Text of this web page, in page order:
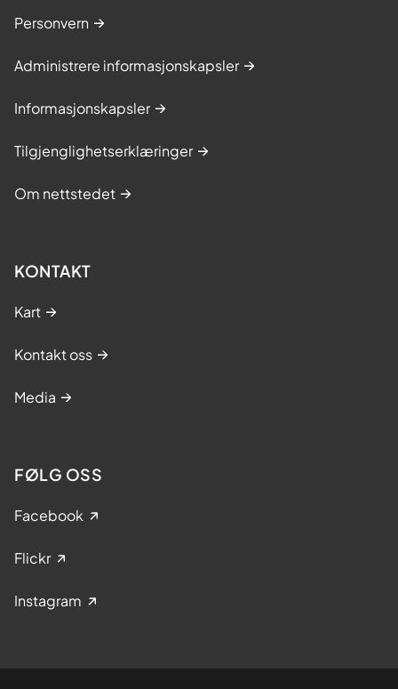
Personvern
Administrere informasjonskapsler
Informasjonskapsler
Tilgjenglighetserklæringer
Om nettstedet
KONTAKT
Kart
Kontakt oss
Media
FØLG OSS
Facebook
Flickr
Instagram